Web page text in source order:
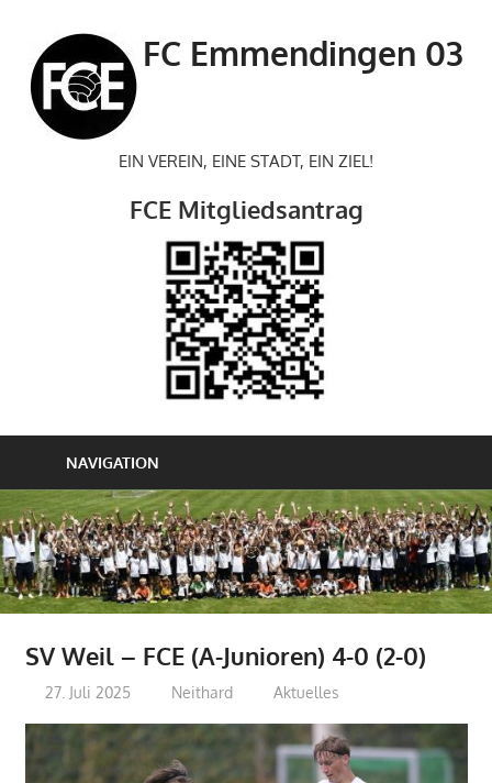
springen
FC Emmendingen 03
EIN VEREIN, EINE STADT, EIN ZIEL!
FCE Mitgliedsantrag
NAVIGATION
SV Weil – FCE (A-Junioren) 4-0 (2-0)
27. Juli 2025 Neithard Aktuelles